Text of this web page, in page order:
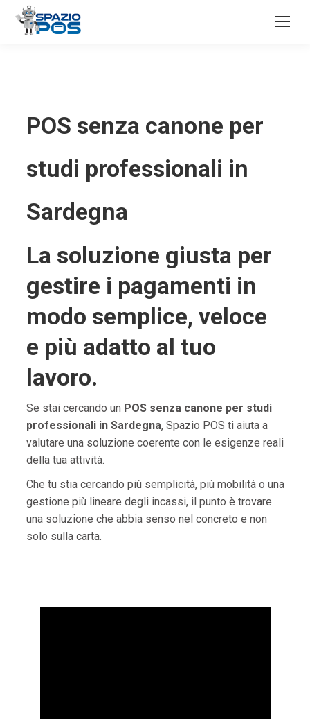
POS senza canone per
studi professionali in
Sardegna
La soluzione giusta per
gestire i pagamenti in
modo semplice, veloce
e più adatto al tuo
lavoro.
Se stai cercando un POS senza canone per studi
professionali in Sardegna, Spazio POS ti aiuta a
valutare una soluzione coerente con le esigenze reali
della tua attività.
Che tu stia cercando più semplicità, più mobilità o una
gestione più lineare degli incassi, il punto è trovare
una soluzione che abbia senso nel concreto e non
solo sulla carta.